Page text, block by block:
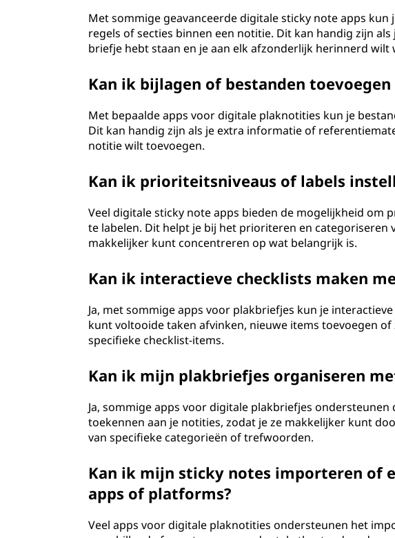
Met sommige geavanceerde digitale sticky note apps
regels of secties binnen een notitie. Dit kan handig zijn
briefje hebt staan en je aan elk afzonderlijk herinnerd wilt
Kan ik bijlagen of bestanden
Met bepaalde apps voor digitale plaknotities kun je
Dit kan handig zijn als je extra informatie of
notitie wilt toevoegen.
Kan ik prioriteitsniveaus of labels
Veel digitale sticky note apps bieden de mogelijkheid om
te labelen. Dit helpt je bij het prioriteren en categoriseren
makkelijker kunt concentreren op wat belangrijk is.
Kan ik interactieve checklists maken
Ja, met sommige apps voor plakbriefjes kun je
kunt voltooide taken afvinken, nieuwe items toevoegen
specifieke checklist-items.
Kan ik mijn plakbriefjes organiseren
Ja, sommige apps voor digitale plakbriefjes
toekennen aan je notities, zodat je ze makkelijker kunt
van specifieke categorieën of trefwoorden.
Kan ik mijn sticky notes importeren of
apps of platforms?
Veel apps voor digitale plaknotities ondersteunen het